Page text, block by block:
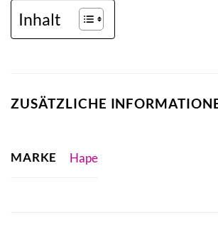
Inhalt
ZUSÄTZLICHE
MARKE Hape